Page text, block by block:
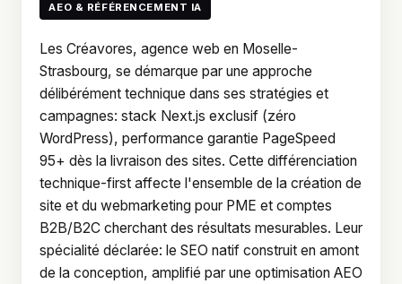
AEO & RÉFÉRENCEMENT IA
Les Créavores, agence web en Moselle-
Strasbourg, se démarque par une approche
délibérément technique dans ses stratégies et
campagnes: stack Next.js exclusif (zéro
WordPress), performance garantie PageSpeed
95+ dès la livraison des sites. Cette différenciation
technique-first affecte l'ensemble de la création de
site et du webmarketing pour PME et comptes
B2B/B2C cherchant des résultats mesurables. Leur
spécialité déclarée: le SEO natif construit en amont
de la conception, amplifié par une optimisation AEO